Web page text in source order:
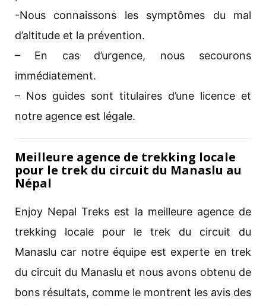
-Nous connaissons les symptômes du mal
d’altitude et la prévention.
– En cas d’urgence, nous secourons
immédiatement.
– Nos guides sont titulaires d’une licence et
notre agence est légale.
Meilleure agence de trekking locale
pour le trek du circuit du Manaslu au
Népal
Enjoy Nepal Treks est la meilleure agence de
trekking locale pour le trek du circuit du
Manaslu car notre équipe est experte en trek
du circuit du Manaslu et nous avons obtenu de
bons résultats, comme le montrent les avis des